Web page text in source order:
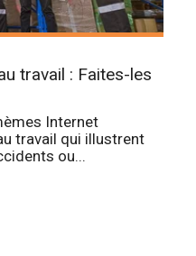
travail : Faites-les
Internet
travail qui illustrent
ou...